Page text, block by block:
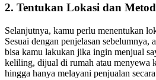
2. Tentukan Lokasi dan
Selanjutnya, kamu perlu menentukan
Sesuai dengan penjelasan sebelumnya,
bisa kamu lakukan jika ingin menjual
keliling, dijual di rumah atau menyewa
hingga hanya melayani penjualan secara